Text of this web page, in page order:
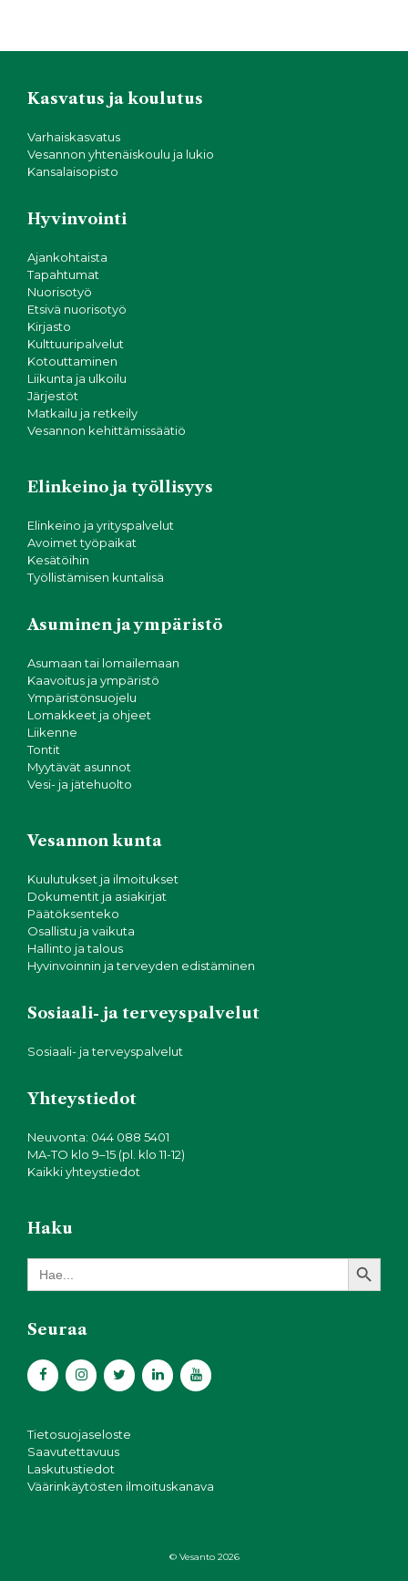
Kasvatus ja koulutus
Varhaiskasvatus
Vesannon yhtenäiskoulu ja lukio
Kansalaisopisto
Hyvinvointi
Ajankohtaista
Tapahtumat
Nuorisotyö
Etsivä nuorisotyö
Kirjasto
Kulttuuripalvelut
Kotouttaminen
Liikunta ja ulkoilu
Järjestöt
Matkailu ja retkeily
Vesannon kehittämissäätiö
Elinkeino ja työllisyys
Elinkeino ja yrityspalvelut
Avoimet työpaikat
Kesätöihin
Työllistämisen kuntalisä
Asuminen ja ympäristö
Asumaan tai lomailemaan
Kaavoitus ja ympäristö
Ympäristönsuojelu
Lomakkeet ja ohjeet
Liikenne
Tontit
Myytävät asunnot
Vesi- ja jätehuolto
Vesannon kunta
Kuulutukset ja ilmoitukset
Dokumentit ja asiakirjat
Päätöksenteko
Osallistu ja vaikuta
Hallinto ja talous
Hyvinvoinnin ja terveyden edistäminen
Sosiaali- ja terveyspalvelut
Sosiaali- ja terveyspalvelut
Yhteystiedot
Neuvonta: 044 088 5401
MA-TO klo 9–15 (pl. klo 11-12)
Kaikki yhteystiedot
Haku
Search
for:
Search Button
Seuraa
Tietosuojaseloste
Saavutettavuus
Laskutustiedot
Väärinkäytösten ilmoituskanava
© Vesanto 2026